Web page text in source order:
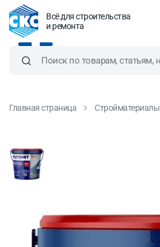
Всё для строительства
и ремонта
Главная страница Стройматериалы
ГидроЭласт 4 кг